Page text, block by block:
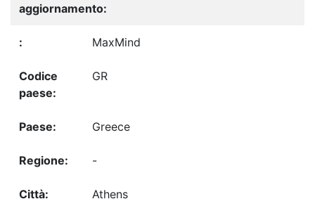
MaxMind
GR
Greece
-
Athens